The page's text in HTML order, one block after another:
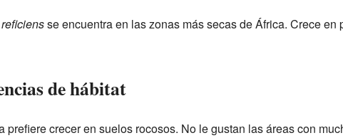
se encuentra en las zonas más secas de África. Crece en
de hábitat
prefiere crecer en suelos rocosos. No le gustan las áreas con